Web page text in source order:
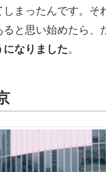
まったんです。そ
と思い始めたら、
なりました。